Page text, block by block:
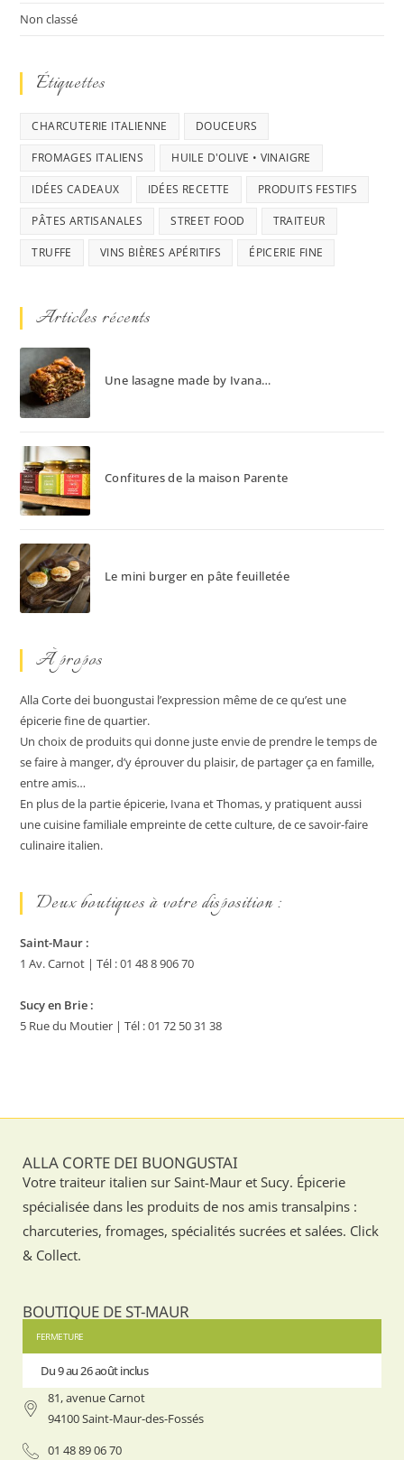
Non classé
Étiquettes
CHARCUTERIE ITALIENNE DOUCEURS
FROMAGES ITALIENS HUILE D'OLIVE • VINAIGRE
IDÉES CADEAUX IDÉES RECETTE PRODUITS FESTIFS
PÂTES ARTISANALES STREET FOOD TRAITEUR
TRUFFE VINS BIÈRES APÉRITIFS ÉPICERIE FINE
Articles récents
Une lasagne made by Ivana…
Confitures de la maison Parente
Le mini burger en pâte feuilletée
À propos
Alla Corte dei buongustai l’expression même de ce qu’est une
épicerie fine de quartier.
Un choix de produits qui donne juste envie de prendre le temps de
se faire à manger, d’y éprouver du plaisir, de partager ça en famille,
entre amis…
En plus de la partie épicerie, Ivana et Thomas, y pratiquent aussi
une cuisine familiale empreinte de cette culture, de ce savoir-faire
culinaire italien.
Deux boutiques à votre disposition :
Saint-Maur :
1 Av. Carnot | Tél : 01 48 8 906 70
Sucy en Brie :
5 Rue du Moutier | Tél : 01 72 50 31 38
ALLA CORTE DEI BUONGUSTAI
Votre traiteur italien sur Saint-Maur et Sucy. Épicerie
spécialisée dans les produits de nos amis transalpins :
charcuteries, fromages, spécialités sucrées et salées. Click
& Collect.
BOUTIQUE DE ST-MAUR
FERMETURE
Du 9 au 26 août inclus
81, avenue Carnot
94100 Saint-Maur-des-Fossés
01 48 89 06 70